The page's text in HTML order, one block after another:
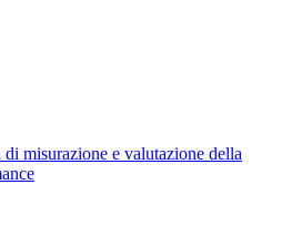
di misurazione e valutazione della